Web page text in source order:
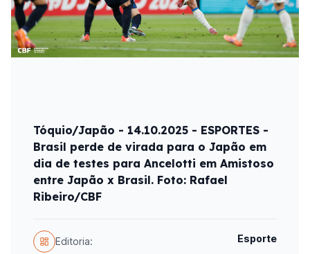
Tóquio/Japão - 14.10.2025 - ESPORTES -
Brasil perde de virada para o Japão em
dia de testes para Ancelotti em Amistoso
entre Japão x Brasil. Foto: Rafael
Ribeiro/CBF
Editoria: Esporte